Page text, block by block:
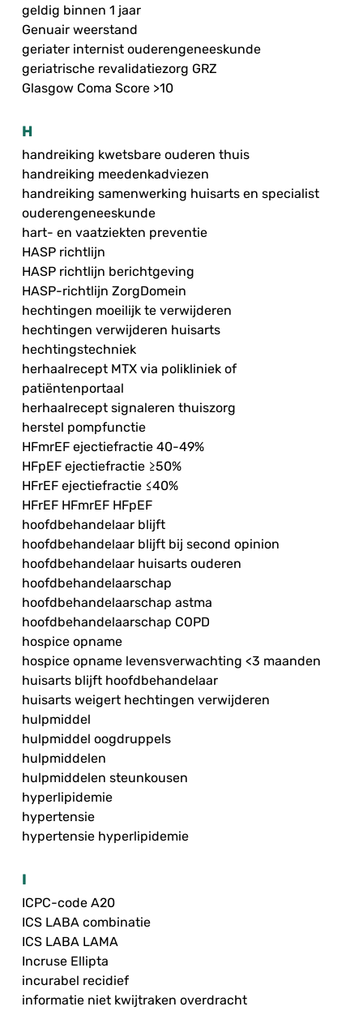
geldig binnen 1 jaar
Genuair weerstand
geriater internist ouderengeneeskunde
geriatrische revalidatiezorg GRZ
Glasgow Coma Score >10
H
handreiking kwetsbare ouderen thuis
handreiking meedenkadviezen
handreiking samenwerking huisarts en specialist
ouderengeneeskunde
hart- en vaatziekten preventie
HASP richtlijn
HASP richtlijn berichtgeving
HASP-richtlijn ZorgDomein
hechtingen moeilijk te verwijderen
hechtingen verwijderen huisarts
hechtingstechniek
herhaalrecept MTX via polikliniek of
patiëntenportaal
herhaalrecept signaleren thuiszorg
herstel pompfunctie
HFmrEF ejectiefractie 40-49%
HFpEF ejectiefractie ≥50%
HFrEF ejectiefractie ≤40%
HFrEF HFmrEF HFpEF
hoofdbehandelaar blijft
hoofdbehandelaar blijft bij second opinion
hoofdbehandelaar huisarts ouderen
hoofdbehandelaarschap
hoofdbehandelaarschap astma
hoofdbehandelaarschap COPD
hospice opname
hospice opname levensverwachting <3 maanden
huisarts blijft hoofdbehandelaar
huisarts weigert hechtingen verwijderen
hulpmiddel
hulpmiddel oogdruppels
hulpmiddelen
hulpmiddelen steunkousen
hyperlipidemie
hypertensie
hypertensie hyperlipidemie
I
ICPC-code A20
ICS LABA combinatie
ICS LABA LAMA
Incruse Ellipta
incurabel recidief
informatie niet kwijtraken overdracht